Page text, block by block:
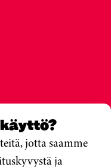
jotta saamme
ja